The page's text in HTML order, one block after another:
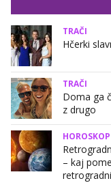
TRAČI
Hčerki
TRAČI
Doma ga
z drugo
HOROSKOP
– kaj